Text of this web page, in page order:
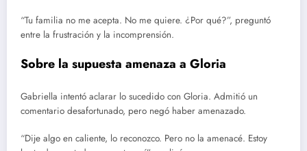
“Tu familia no me acepta. No me quiere. ¿Por qué?”, preguntó
entre la frustración y la incomprensión.
Sobre la supuesta amenaza a Gloria
Gabriella intentó aclarar lo sucedido con Gloria. Admitió un
comentario desafortunado, pero negó haber amenazado.
“Dije algo en caliente, lo reconozco. Pero no la amenacé. Estoy